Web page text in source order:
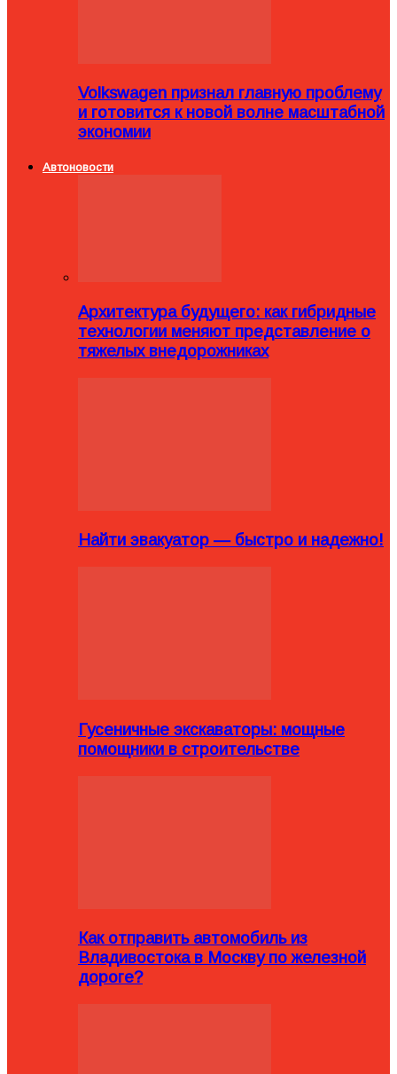
Volkswagen признал главную проблему
и готовится к новой волне масштабной
экономии
Автоновости
Архитектура будущего: как гибридные
технологии меняют представление о
тяжелых внедорожниках
Найти эвакуатор — быстро и надежно!
Гусеничные экскаваторы: мощные
помощники в строительстве
Как отправить автомобиль из
Владивостока в Москву по железной
дороге?